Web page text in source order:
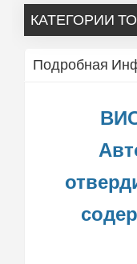
КАТЕГОРИИ
Подробная